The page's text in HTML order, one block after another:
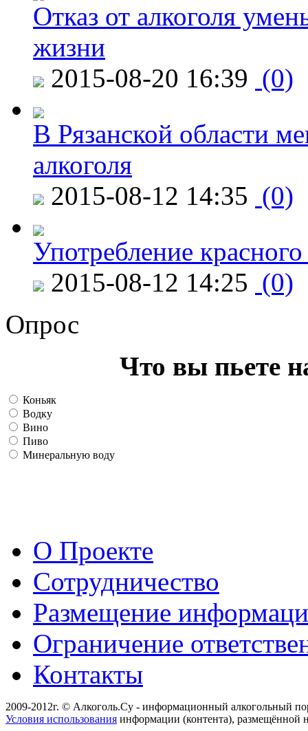
Отказ от алкоголя
жизни
2015-08-20 16:39 (0)
В Рязанской области
алкоголя
2015-08-12 14:35 (0)
Употребление
2015-08-12 14:25 (0)
Опрос
Что вы пьете
Коньяк
Водку
Вино
Пиво
Минеральную воду
О Проекте
Сотрудничество
Размещение
Ограничение
Контакты
2009-2012г. © Алкоголь.Су - информационный алкогольный
Условия использования информации (контента), размещённой